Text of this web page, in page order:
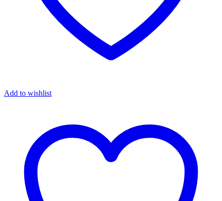
Add to wishlist